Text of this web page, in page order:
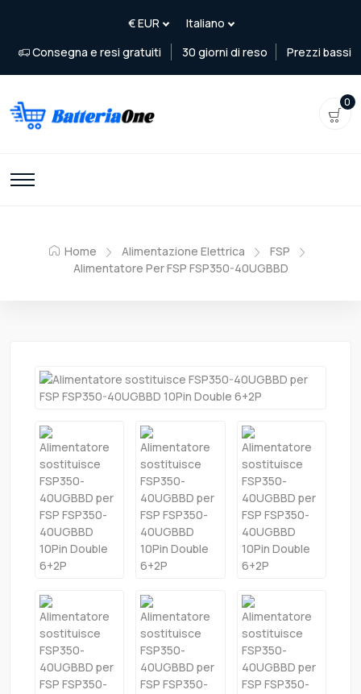
Consegna e resi gratuiti 30 giorni di reso Prezzi bassi
0
Home Alimentazione Elettrica
FSP
Alimentatore Per FSP FSP350-40UGBBD